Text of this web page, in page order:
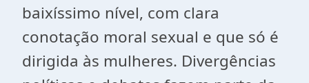
baixíssimo nível, com clara
conotação moral sexual e que só é
dirigida às mulheres. Divergências